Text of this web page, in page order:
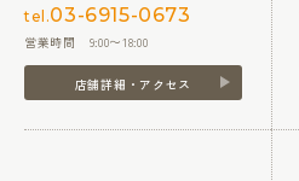
tel.03-6915-0673
営業時間 9:00〜18:00
店舗詳細・アクセス